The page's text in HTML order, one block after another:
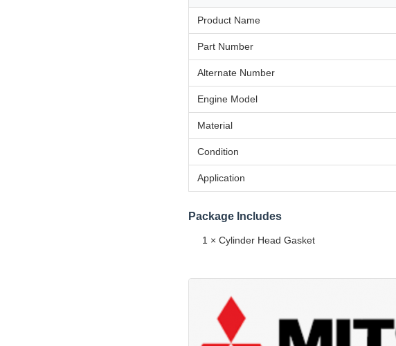
Product Name
Part Number
Alternate Number
Engine Model
Material
Condition
Application
Package Includes
1 × Cylinder Head Gasket